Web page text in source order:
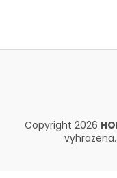
Copyright 2026
vyhrazena.